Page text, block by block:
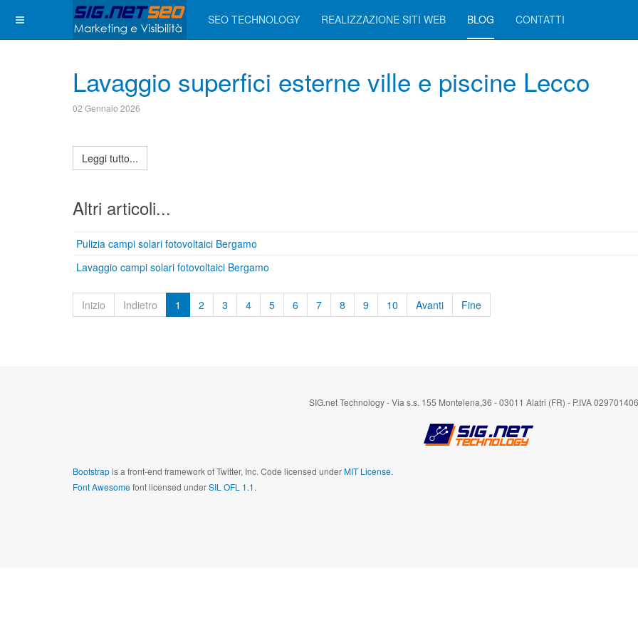
SEO TECHNOLOGY REALIZZAZIONE SITI WEB BLOG CONTATTI
Lavaggio superfici esterne ville e piscine Lecco
02 Gennaio 2026
Leggi tutto...
Altri articoli...
Pulizia campi solari fotovoltaici Bergamo
Lavaggio campi solari fotovoltaici Bergamo
Inizio Indietro 1 2 3 4 5 6 7 8 9 10 Avanti Fine
SIG.net Technology - Via s.s. 155 Montelena,36 - 03011 Alatri (FR) - P.IVA
Bootstrapis a front-end framework of Twitter, Inc. Code licensed underMIT License.
Font Awesomefont licensed underSIL OFL 1.1.